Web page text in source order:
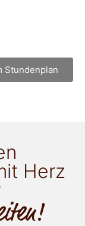
Stundenplan
Herz